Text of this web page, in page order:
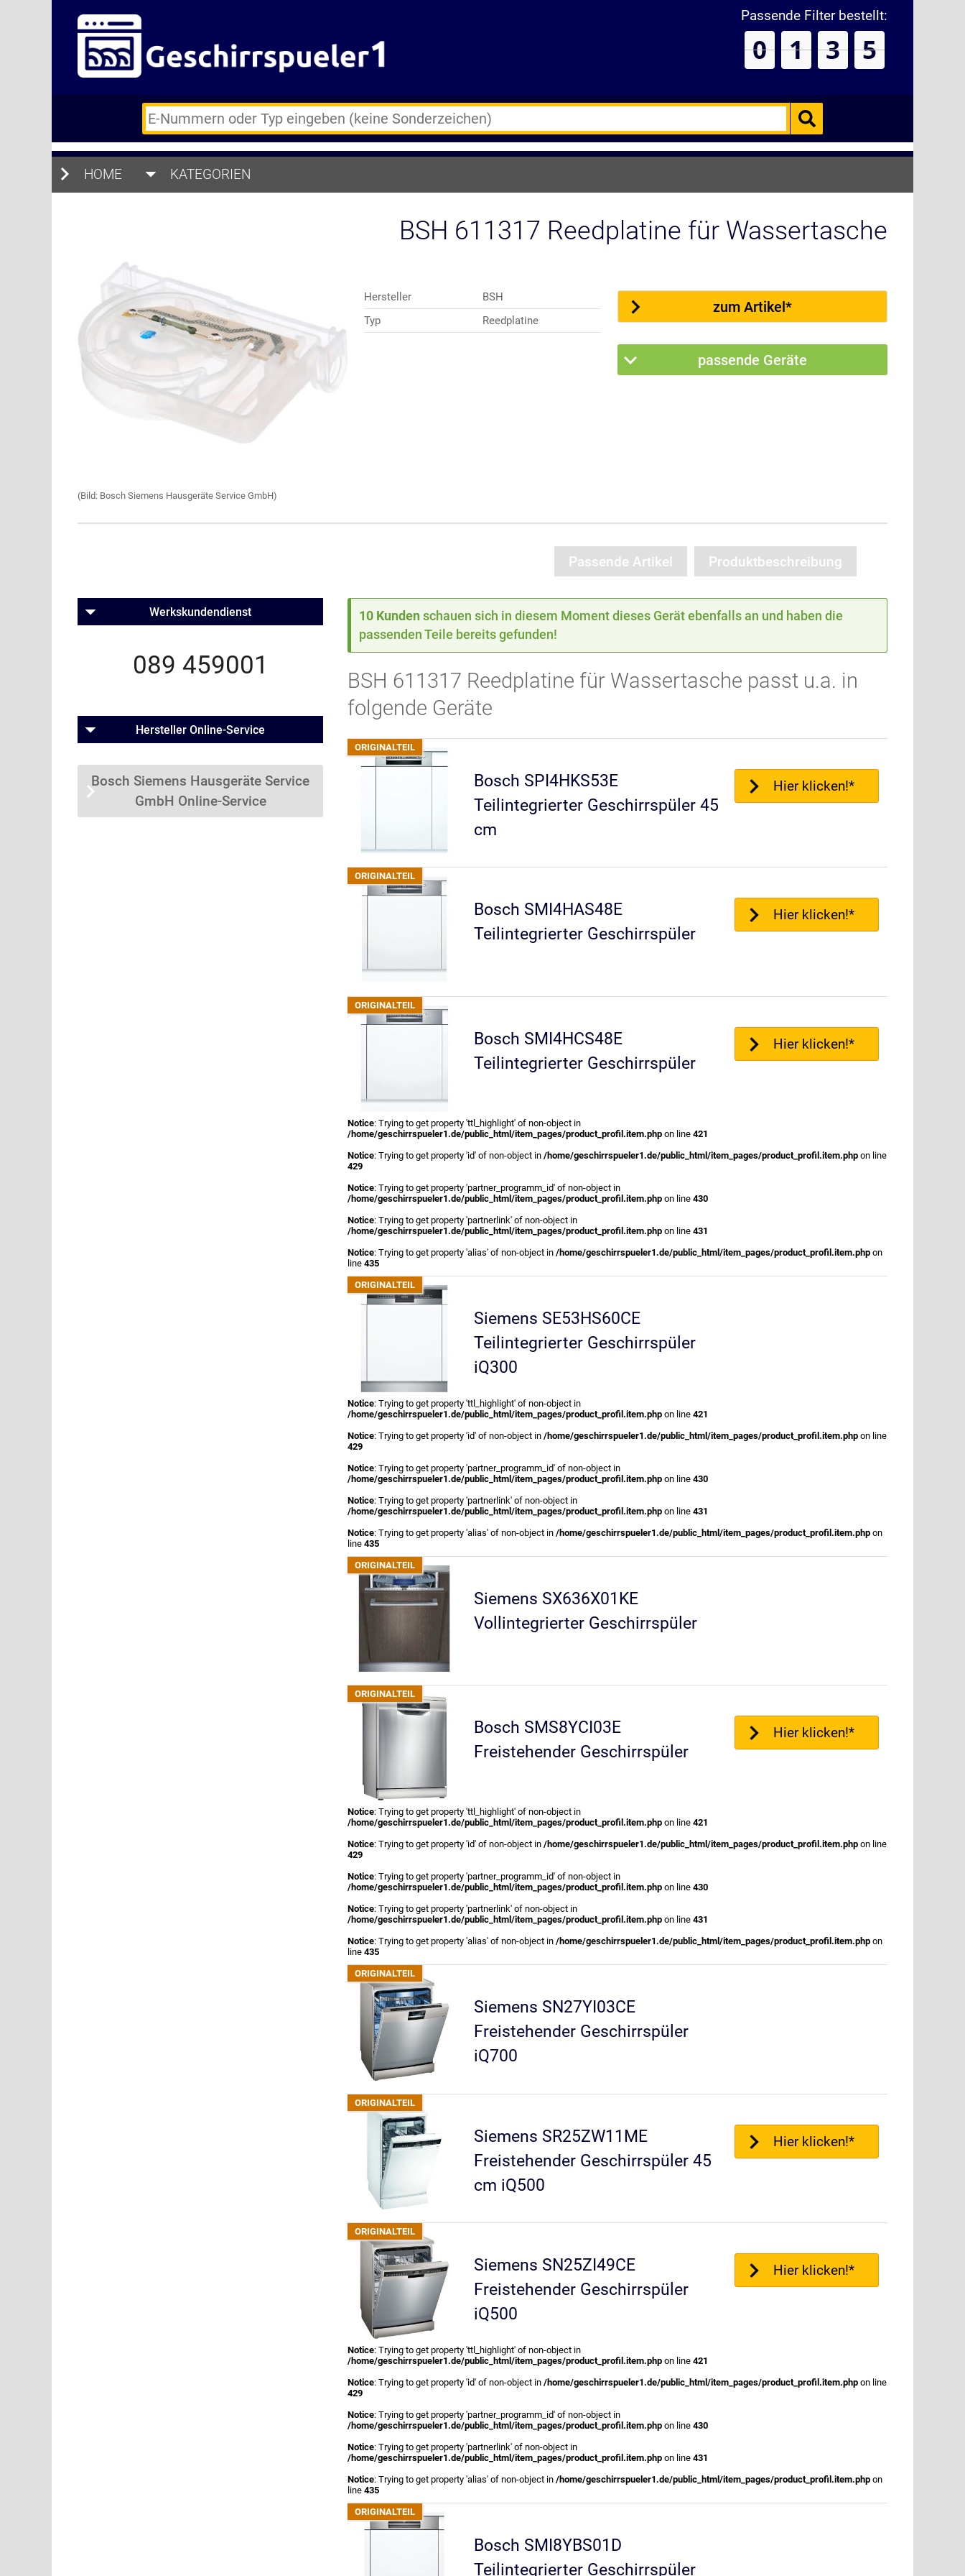
Passende Filter bestellt:
0 1 3 5
E-
des
oder
Zubehörs
(keine
HOME KATEGORIEN
(Bild: Bosch Siemens Hausgeräte Service GmbH)
BSH 611317 Reedplatine für Wassertasche
Hersteller
BSH
Typ
Reedplatine
zum Artikel*
passende Geräte
Passende Artikel Produktbeschreibung
10 Kunden schauen sich in diesem Moment dieses Gerät ebenfalls an und haben die
passenden Teile bereits gefunden!
BSH 611317 Reedplatine für Wassertasche passt u.a. in
folgende Geräte
Bosch SPI4HKS53E
Teilintegrierter Geschirrspüler 45
cm
Hier klicken!*
Bosch SMI4HAS48E
Teilintegrierter Geschirrspüler
Hier klicken!*
Bosch SMI4HCS48E
Teilintegrierter Geschirrspüler
Hier klicken!*
Notice: Trying to get property 'ttl_highlight' of non-object in
/home/geschirrspueler1.de/public_html/item_pages/product_profil.item.php on line421
Notice: Trying to get property 'id' of non-object in/home/geschirrspueler1.de/public_html/item_pages/product_profil.item.php on line
429
Notice: Trying to get property 'partner_programm_id' of non-object in
/home/geschirrspueler1.de/public_html/item_pages/product_profil.item.php on line430
Notice: Trying to get property 'partnerlink' of non-object in
/home/geschirrspueler1.de/public_html/item_pages/product_profil.item.php on line431
Notice: Trying to get property 'alias' of non-object in/home/geschirrspueler1.de/public_html/item_pages/product_profil.item.php on
line435
Siemens SE53HS60CE
Teilintegrierter Geschirrspüler
iQ300
Notice: Trying to get property 'ttl_highlight' of non-object in
/home/geschirrspueler1.de/public_html/item_pages/product_profil.item.php on line421
Notice: Trying to get property 'id' of non-object in/home/geschirrspueler1.de/public_html/item_pages/product_profil.item.php on line
429
Notice: Trying to get property 'partner_programm_id' of non-object in
/home/geschirrspueler1.de/public_html/item_pages/product_profil.item.php on line430
Notice: Trying to get property 'partnerlink' of non-object in
/home/geschirrspueler1.de/public_html/item_pages/product_profil.item.php on line431
Notice: Trying to get property 'alias' of non-object in/home/geschirrspueler1.de/public_html/item_pages/product_profil.item.php on
line435
Siemens SX636X01KE
Vollintegrierter Geschirrspüler
Bosch SMS8YCI03E
Freistehender Geschirrspüler
Hier klicken!*
Notice: Trying to get property 'ttl_highlight' of non-object in
/home/geschirrspueler1.de/public_html/item_pages/product_profil.item.php on line421
Notice: Trying to get property 'id' of non-object in/home/geschirrspueler1.de/public_html/item_pages/product_profil.item.php on line
429
Notice: Trying to get property 'partner_programm_id' of non-object in
/home/geschirrspueler1.de/public_html/item_pages/product_profil.item.php on line430
Notice: Trying to get property 'partnerlink' of non-object in
/home/geschirrspueler1.de/public_html/item_pages/product_profil.item.php on line431
Notice: Trying to get property 'alias' of non-object in/home/geschirrspueler1.de/public_html/item_pages/product_profil.item.php on
line435
Siemens SN27YI03CE
Freistehender Geschirrspüler
iQ700
Siemens SR25ZW11ME
Freistehender Geschirrspüler 45
cm iQ500
Hier klicken!*
Siemens SN25ZI49CE
Freistehender Geschirrspüler
iQ500
Hier klicken!*
Notice: Trying to get property 'ttl_highlight' of non-object in
/home/geschirrspueler1.de/public_html/item_pages/product_profil.item.php on line421
Notice: Trying to get property 'id' of non-object in/home/geschirrspueler1.de/public_html/item_pages/product_profil.item.php on line
429
Notice: Trying to get property 'partner_programm_id' of non-object in
/home/geschirrspueler1.de/public_html/item_pages/product_profil.item.php on line430
Notice: Trying to get property 'partnerlink' of non-object in
/home/geschirrspueler1.de/public_html/item_pages/product_profil.item.php on line431
Notice: Trying to get property 'alias' of non-object in/home/geschirrspueler1.de/public_html/item_pages/product_profil.item.php on
line435
Bosch SMI8YBS01D
Teilintegrierter Geschirrspüler
Werkskundendienst
089 459001
Hersteller Online-Service
Bosch Siemens Hausgeräte Service
GmbH Online-Service